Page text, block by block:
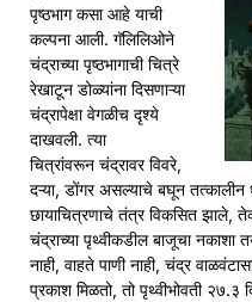
पृष्ठभाग कसा आहे याची
कल्पना आली. गॅलिलिओने
चंद्राच्या पृष्ठभागाची चित्रे
रेखाटून डोळ्यांना दिसणाऱ्या
चंद्रापेक्षा वेगळीच दृश्ये
दाखवली. त्या
चित्रांवरून चंद्रावर विवरे,
दऱ्या, डोंगर असल्याचे बघून तत्कालीन
छायाचित्रणाचे तंत्र विकसित झाले,
चंद्राच्या पृथ्वीकडील बाजूचा नकाशा
नाही, वाहते पाणी नाही, चंद्र
प्रकाश मिळतो, तो पृथ्वीभोवती २७.३